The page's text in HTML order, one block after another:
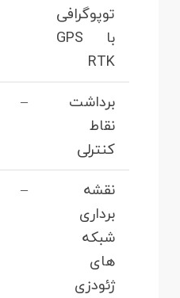
توپوگرافی
با GPS
RTK
برداشت
نقاط
کنترلی
–
نقشه‌
برداری
شبکه‌
های
ژئودزی
–